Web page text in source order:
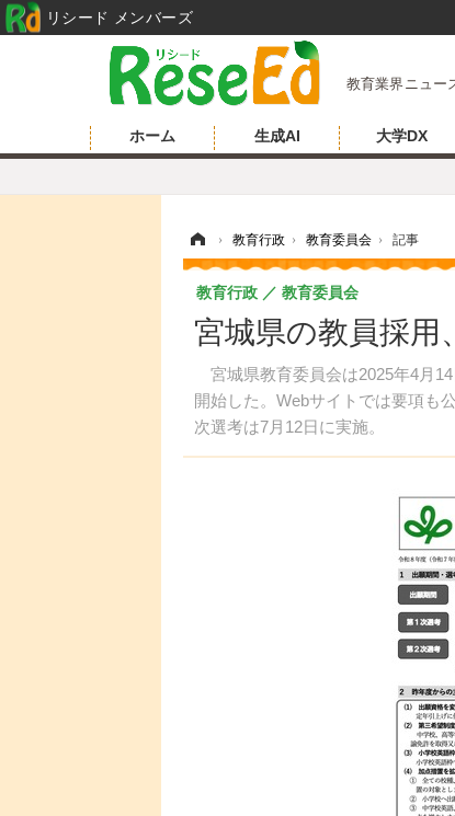
教育業界ニュー
ホーム 生成AI 大学DX
› 教育行政 › 教育委員会 › 記事
宮城県の教員採
宮城県教育委員会は2025年4月
開始した。Webサイトでは要項も
次選考は7月12日に実施。
教育行政 教育委員会
リシード メンバーズ